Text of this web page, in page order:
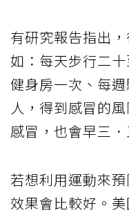
有研究報告指出
如：每天步行二
健身房一次、每
人，得到感冒的
感冒，也會早三．
若想利用運動來
效果會比較好。